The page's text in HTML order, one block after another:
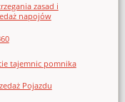
zasad i
napojów
tajemnic pomnika
Pojazdu